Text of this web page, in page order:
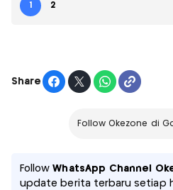
1 2
Share
Follow Okezone di
FollowWhatsApp Channel
update berita terbaru setiap